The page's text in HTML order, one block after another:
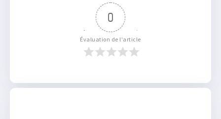
0
Évaluation de l'article